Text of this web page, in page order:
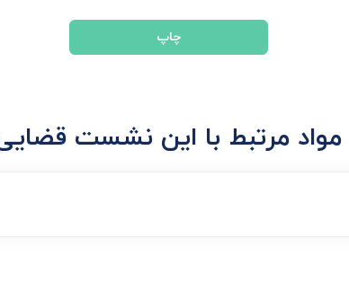
چاپ
مواد مرتبط با این نشست